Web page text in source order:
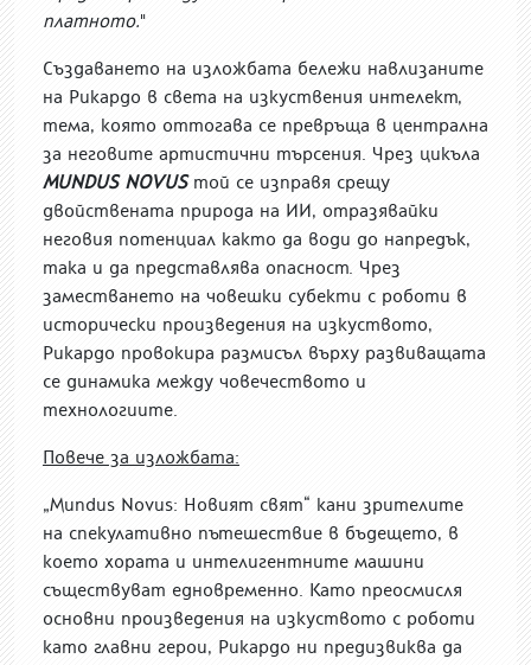
платното."
Създаването на изложбата бележи навлизаните
на Рикардо в света на изкуствения интелект,
тема, която оттогава се превръща в централна
за неговите артистични търсения. Чрез цикъла
MUNDUS NOVUS той се изправя срещу
двойствената природа на ИИ, отразявайки
неговия потенциал както да води до напредък,
така и да представлява опасност. Чрез
заместването на човешки субекти с роботи в
исторически произведения на изкуството,
Рикардо провокира размисъл върху развиващата
се динамика между човечеството и
технологиите.
Повече за изложбата:
„Mundus Novus: Новият свят“ кани зрителите
на спекулативно пътешествие в бъдещето, в
което хората и интелигентните машини
съществуват едновременно. Като преосмисля
основни произведения на изкуството с роботи
като главни герои, Рикардо ни предизвиква да